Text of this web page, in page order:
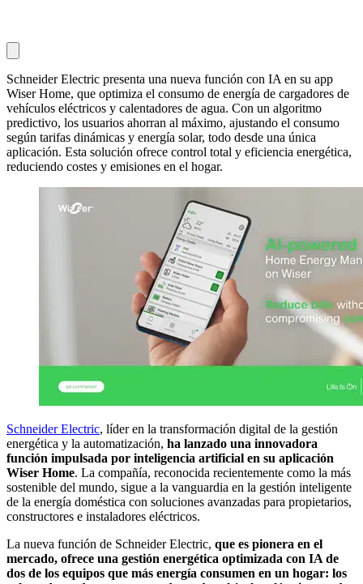
Schneider Electric presenta una nueva función con IA en su app
Wiser Home, que optimiza el consumo de energía de cargadores de
vehículos eléctricos y calentadores de agua. Con un algoritmo
predictivo, los usuarios ahorran al máximo, ajustando el consumo
según tarifas dinámicas y energía solar, todo desde una única
aplicación. Esta solución ofrece control total y eficiencia energética,
reduciendo costes y emisiones en el hogar.
Schneider Electric, líder en la transformación digital de la gestión
energética y la automatización, ha lanzado una innovadora
función impulsada por inteligencia artificial en su aplicación
Wiser Home. La compañía, reconocida recientemente como la más
sostenible del mundo, sigue a la vanguardia en la gestión inteligente
de la energía doméstica con soluciones avanzadas para propietarios,
constructores e instaladores eléctricos.
La nueva función de Schneider Electric, que es pionera en el
mercado, ofrece una gestión energética optimizada con IA de
dos de los equipos que más energía consumen en un hogar: los